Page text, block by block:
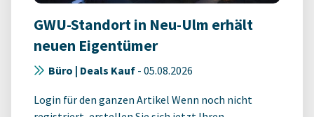
GWU-Standort in Neu-Ulm erhält
neuen Eigentümer
Büro | Deals Kauf - 05.08.2026
Login für den ganzen Artikel Wenn noch nicht